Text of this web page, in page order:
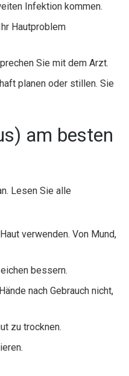
Infektion kommen.
Hautproblem
Sie mit dem Arzt.
planen oder stillen. Sie
am besten
Lesen Sie alle
verwenden. Von Mund,
bessern.
nach Gebrauch nicht,
zu trocknen.